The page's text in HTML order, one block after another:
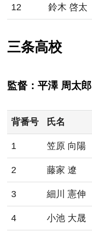
12 鈴木 啓太
三条高校
監督：平澤 周太郎
背番号 氏名
1 笠原 向陽
2 藤家 遼
3 細川 憲伸
4 小池 大晟